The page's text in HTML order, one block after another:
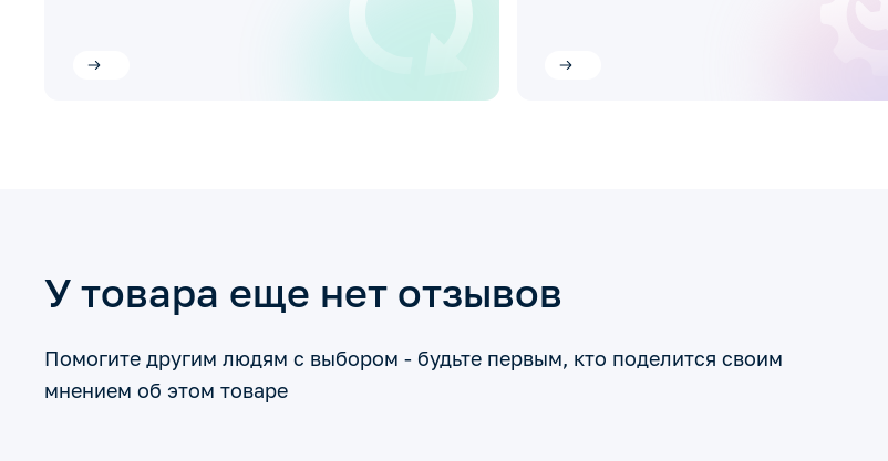
У товара еще нет отзывов
Помогите другим людям с выбором - будьте первым, кто поделится своим
мнением об этом товаре